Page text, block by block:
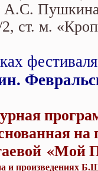
А.С.
ст. м.
на
«Мой
и произведениях